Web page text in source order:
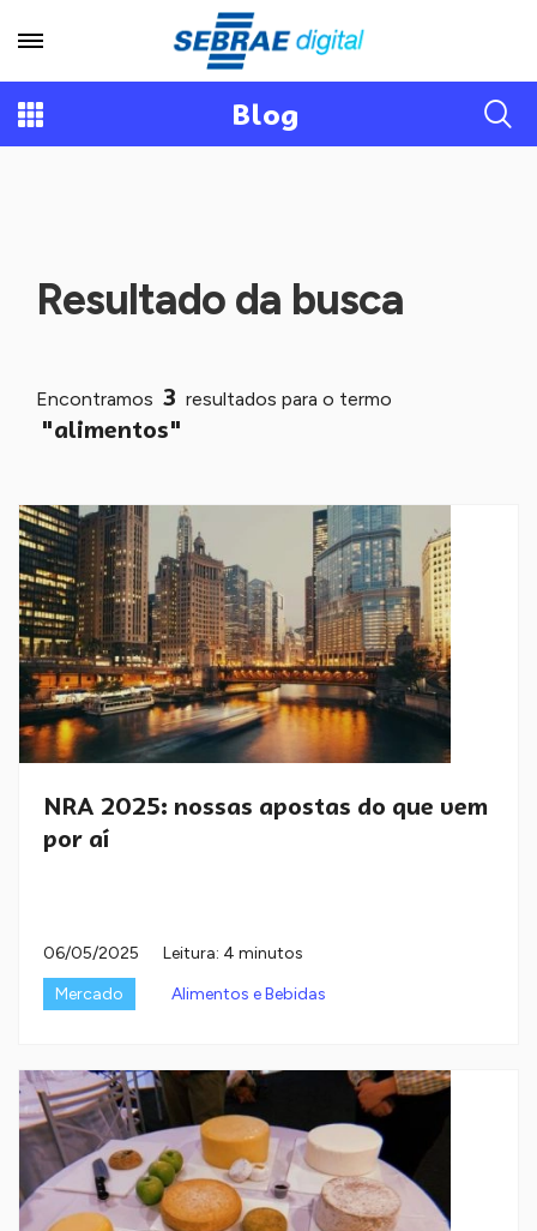
Blog
Resultado da busca
Encontramos 3 resultados para o termo
"alimentos"
NRA 2025: nossas apostas do que vem
por aí
06/05/2025
Leitura: 4 minutos
Mercado
Alimentos e Bebidas